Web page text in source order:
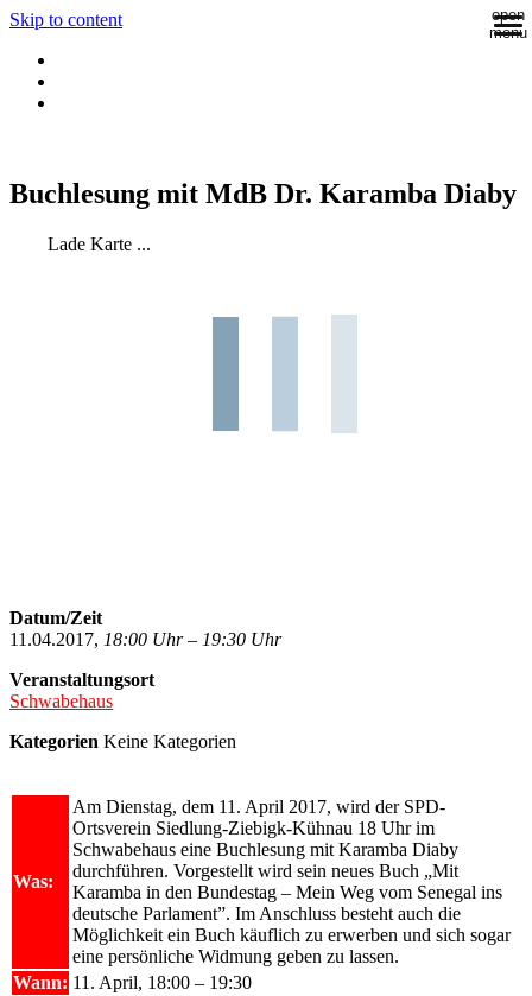
Skip to content
open
menu
Buchlesung mit MdB Dr. Karamba Diaby
Lade Karte ...
Datum/Zeit
11.04.2017, 18:00 Uhr – 19:30 Uhr
Veranstaltungsort
Schwabehaus
Kategorien Keine Kategorien
Was:
Am Dienstag, dem 11. April 2017, wird der SPD-
Ortsverein Siedlung-Ziebigk-Kühnau 18 Uhr im
Schwabehaus eine Buchlesung mit Karamba Diaby
durchführen. Vorgestellt wird sein neues Buch „Mit
Karamba in den Bundestag – Mein Weg vom Senegal ins
deutsche Parlament”. Im Anschluss besteht auch die
Möglichkeit ein Buch käuflich zu erwerben und sich sogar
eine persönliche Widmung geben zu lassen.
Wann: 11. April, 18:00 – 19:30